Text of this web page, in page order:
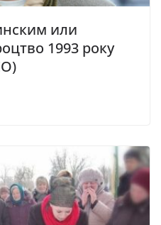
или
1993 року